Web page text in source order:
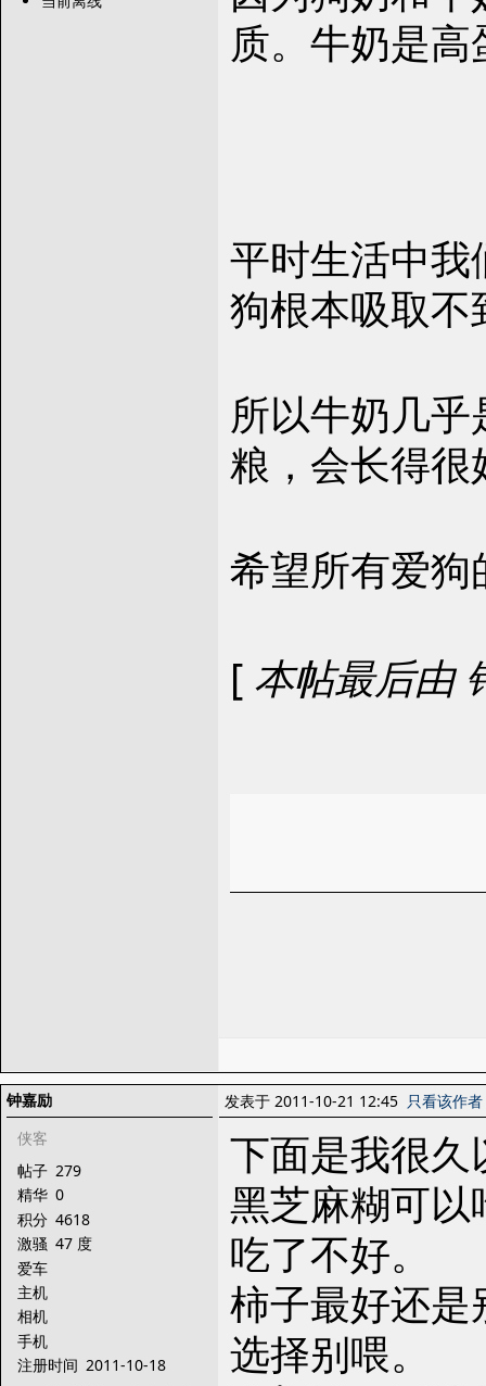
质。牛奶是
平时生活中
狗根本吸取
所以牛奶几
粮，会长得很
希望所有爱
[ 本帖最后由
钟嘉励
侠客
帖子 279
精华 0
积分 4618
激骚 47 度
爱车
主机
相机
手机
注册时间 2011-10-18
发表于 2011-10-21 12:45 只看该作者
下面是我很
黑芝麻糊可
吃了不好。
柿子最好还
选择别喂。